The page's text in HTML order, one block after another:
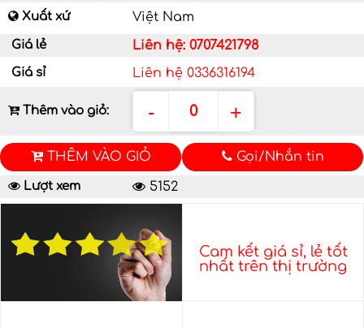
Xuất xứ Việt Nam
Giá lẻ Liên hệ: 0707421798
Giá sỉ Liên hệ 0336316194
Thêm vào giỏ: - 0 +
THÊM VÀO GIỎ Gọi/Nhắn tin
Lượt xem 5152
Cam kết giá sỉ, lẻ tốt
nhất trên thị trường